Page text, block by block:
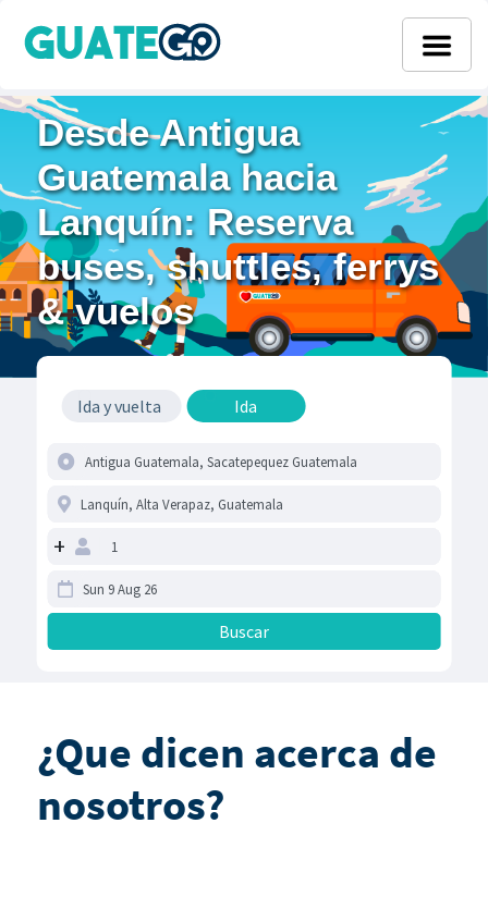
Desde Antigua
Guatemala hacia
Lanquín: Reserva
buses, shuttles, ferrys
& vuelos
Ida y vuelta Ida
+
¿Que dicen acerca de
nosotros?